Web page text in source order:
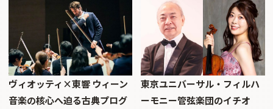
ヴィオッティ×東響 ウィーン
音楽の核心へ迫る古典プログ
東京ユニバーサル・フィルハ
ーモニー管弦楽団のイチオ